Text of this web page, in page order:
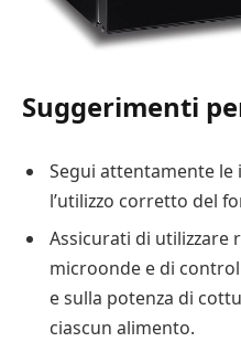
Suggerimenti
Segui attentamente
l’utilizzo corretto del
Assicurati di utilizzare
microonde e di
e sulla potenza di
ciascun alimento.